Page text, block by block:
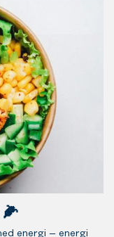
energi – energi